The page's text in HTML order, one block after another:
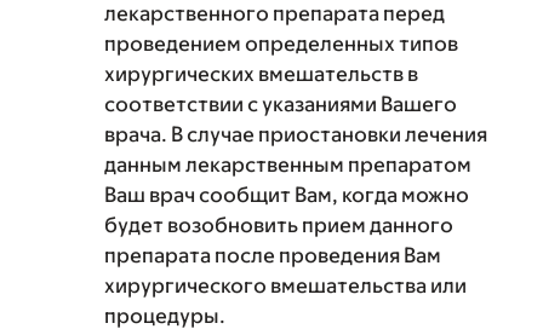
лекарственного препарата перед
проведением определенных типов
хирургических вмешательств в
соответствии с указаниями Вашего
врача. В случае приостановки лечения
данным лекарственным препаратом
Ваш врач сообщит Вам, когда можно
будет возобновить прием данного
препарата после проведения Вам
хирургического вмешательства или
процедуры.